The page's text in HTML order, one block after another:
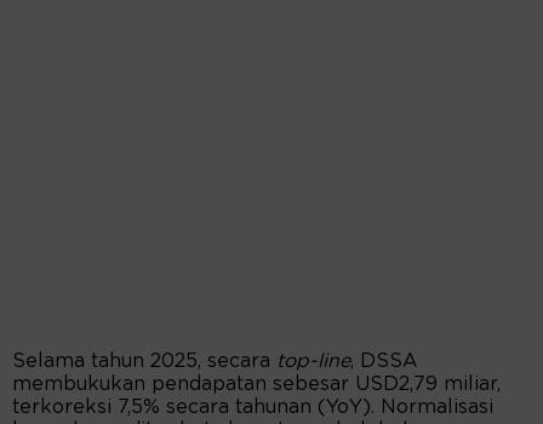
Selama tahun 2025, secara top-line, DSSA
membukukan pendapatan sebesar USD2,79 miliar,
terkoreksi 7,5% secara tahunan (YoY). Normalisasi